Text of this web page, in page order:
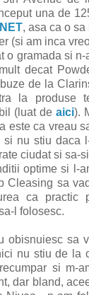
una de
, asa ca o sa
(si am inca
o gramada si n-
decat
de la
la produse
(luat de aici).
este ca vreau
si nu stiu daca
ciudat si sa-
optime si l-
Cleasing sa
ca
l folosesc.
obisnuiesc sa
nu stiu de la
si m-
dar bland,